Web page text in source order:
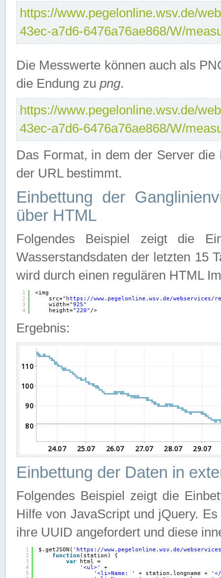
https://www.pegelonline.wsv.de/
43ec-a7d6-6476a76ae868/W/
Die Messwerte können auch als
die Endung zu png.
https://www.pegelonline.wsv.de/
43ec-a7d6-6476a76ae868/W/
Das Format, in dem der Server
der URL bestimmt.
Einbettung der
über HTML
Folgendes Beispiel zeigt die
Wasserstandsdaten der letzten 15
wird durch einen regulären HTML
1
2
3
4
<img
src=" https://www.pegelonline.wsv.de/webservices/
width="925"
height="220" />
Ergebnis:
Einbettung der Daten in
Folgendes Beispiel zeigt die
Hilfe von JavaScript und jQuery.
ihre UUID angefordert und diese
1
2
3
4
5
$.getJSON( ' https://www.pegelonline.wsv.de/
function (station) {
var
html =
'<ul>'
+
'<li>Name: '
+ station.longname +